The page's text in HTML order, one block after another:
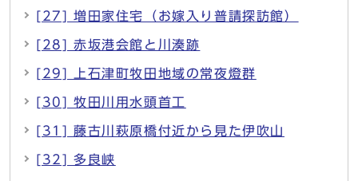
[27] 増田家住宅（お嫁入り普請探訪館）
[28] 赤坂港会館と川湊跡
[29] 上石津町牧田地域の常夜燈群
[30] 牧田川用水頭首工
[31] 藤古川萩原橋付近から見た伊吹山
[32] 多良峡